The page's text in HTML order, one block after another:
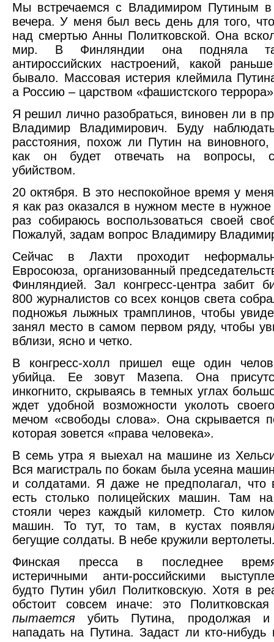
Мы встречаемся с Владимиром Путиным в
вечера. У меня был весь день для того,
над смертью Анны Политковской. Она
мир. В Финляндии она подняла
антироссийских настроений, какой
бывало. Массовая истерия клеймила
а Россию – царством «фашистского
Я решил лично разобраться, виновен ли в
Владимир Владимирович. Буду
расстояния, похож ли Путин на
как он будет отвечать на вопросы,
убийством.
20 октября. В это неспокойное время у
я как раз оказался в нужном месте в
раз собираюсь воспользоваться своей
Пожалуй, задам вопрос Владимиру
Сейчас в Лахти проходит
Евросоюза, организованный
Финляндией. Зал конгресс-центра забит
800 журналистов со всех концов света
подножья лыжных трамплинов, чтобы
занял место в самом первом ряду, чтобы
вблизи, ясно и четко.
В конгресс-холл пришел еще один
убийца. Ее зовут Мазепа. Она
инкогнито, скрываясь в темных углах
ждет удобной возможности уколоть
мечом «свободы слова». Она скрывается
которая зовется «права человека».
В семь утра я выехал на машине из
Вся магистраль по бокам была усеяна
и солдатами. Я даже не предполагал, что
есть столько полицейских машин. Там
стояли через каждый километр. Сто
машин. То тут, то там, в кустах
бегущие солдаты. В небе кружили
Финская пресса в последнее
истеричными анти-российскими
будто Путин убил Политковскую. Хотя в
обстоит совсем иначе: это
пытается убить Путина, продолжая
нападать на Путина. Задаст ли кто-нибудь